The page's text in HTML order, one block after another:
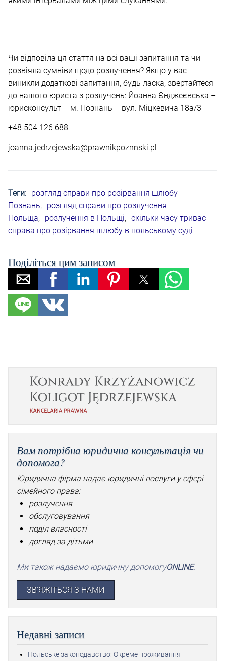
Чи відповіла ця стаття на всі ваші запитання та чи
розвіяла сумніви щодо розлучення? Якщо у вас
виникли додаткові запитання, будь ласка, звертайтеся
до нашого юриста з розлучень: Йоанна Єнджеєвська –
юрисконсульт – м. Познань – вул. Міцкевича 18а/3
+48 504 126 688
joanna.jedrzejewska@prawnikpoznnski.pl
Теги: розгляд справи про розірвання шлюбу
Познань,
розгляд справи про розлучення
Польща, розлучення в Польщі, скільки часу триває
справа про розірвання шлюбу в польському суді
Поділіться цим записом
Вам потрібна юридична консультація чи
допомога?
Юридична фірма надає юридичні послуги у сфері
сімейного права:
розлучення
обслуговування
поділ власності
догляд за дітьми
Ми також надаємо юридичну допомогуONLINE.
ЗВ'ЯЖІТЬСЯ З НАМИ
Недавні записи
Польське законодавство: Окреме проживання